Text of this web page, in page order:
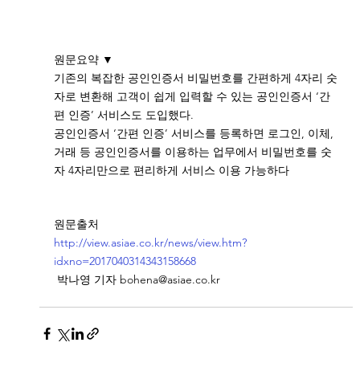
원문요약 ▼
기존의 복잡한 공인인증서 비밀번호를 간편하게 4자리 숫
자로 변환해 고객이 쉽게 입력할 수 있는 공인인증서 ‘간
편 인증’ 서비스도 도입했다.
공인인증서 ‘간편 인증’ 서비스를 등록하면 로그인, 이체,
거래 등 공인인증서를 이용하는 업무에서 비밀번호를 숫
자 4자리만으로 편리하게 서비스 이용 가능하다
원문출처
http://view.asiae.co.kr/news/view.htm?
idxno=2017040314343158668
박나영 기자 bohena@asiae.co.kr